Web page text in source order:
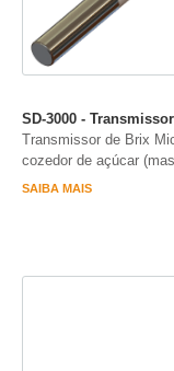
SD-3000 -
Transmissor de Brix
cozedor de açúcar
SAIBA MAIS